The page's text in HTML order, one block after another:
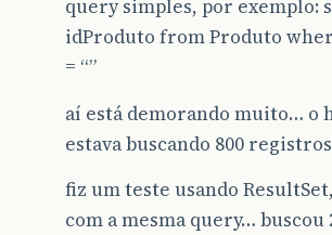
query simples, por exemplo:
idProduto from Produto
= “”
aí está demorando muito… o
estava buscando 800
fiz um teste usando
com a mesma query… buscou